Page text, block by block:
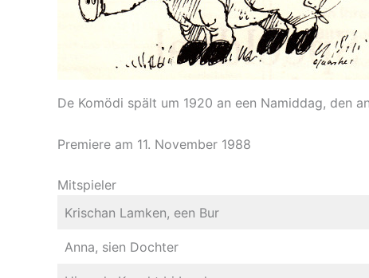
De Komödi spält um 1920 an een Namiddag, den
Premiere am 11. November 1988
Mitspieler
Krischan Lamken, een Bur
Anna, sien Dochter